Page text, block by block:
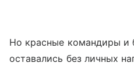
Но красные командиры и
оставались без личных